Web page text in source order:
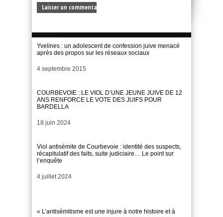
Yvelines : un adolescent de confession juive menacé
après des propos sur les réseaux sociaux
Date
4 septembre 2015
COURBEVOIE : LE VIOL D’UNE JEUNE JUIVE DE 12
ANS RENFORCE LE VOTE DES JUIFS POUR
BARDELLA
Date
18 juin 2024
Viol antisémite de Courbevoie : identité des suspects,
récapitulatif des faits, suite judiciaire… Le point sur
l’enquête
Date
4 juillet 2024
« L’antisémitisme est une injure à notre histoire et à